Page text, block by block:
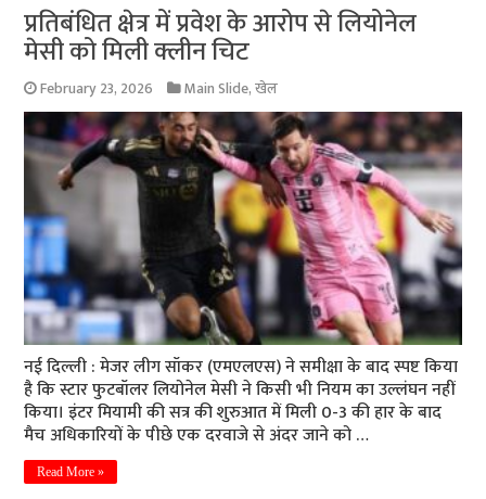
प्रतिबंधित क्षेत्र में प्रवेश के आरोप से लियोनेल
मेसी को मिली क्लीन चिट
February 23, 2026 Main Slide,खेल
नई दिल्ली : मेजर लीग सॉकर (एमएलएस) ने समीक्षा के बाद स्पष्ट किया
है कि स्टार फुटबॉलर लियोनेल मेसी ने किसी भी नियम का उल्लंघन नहीं
किया। इंटर मियामी की सत्र की शुरुआत में मिली 0-3 की हार के बाद
मैच अधिकारियों के पीछे एक दरवाजे से अंदर जाने को …
Read More »